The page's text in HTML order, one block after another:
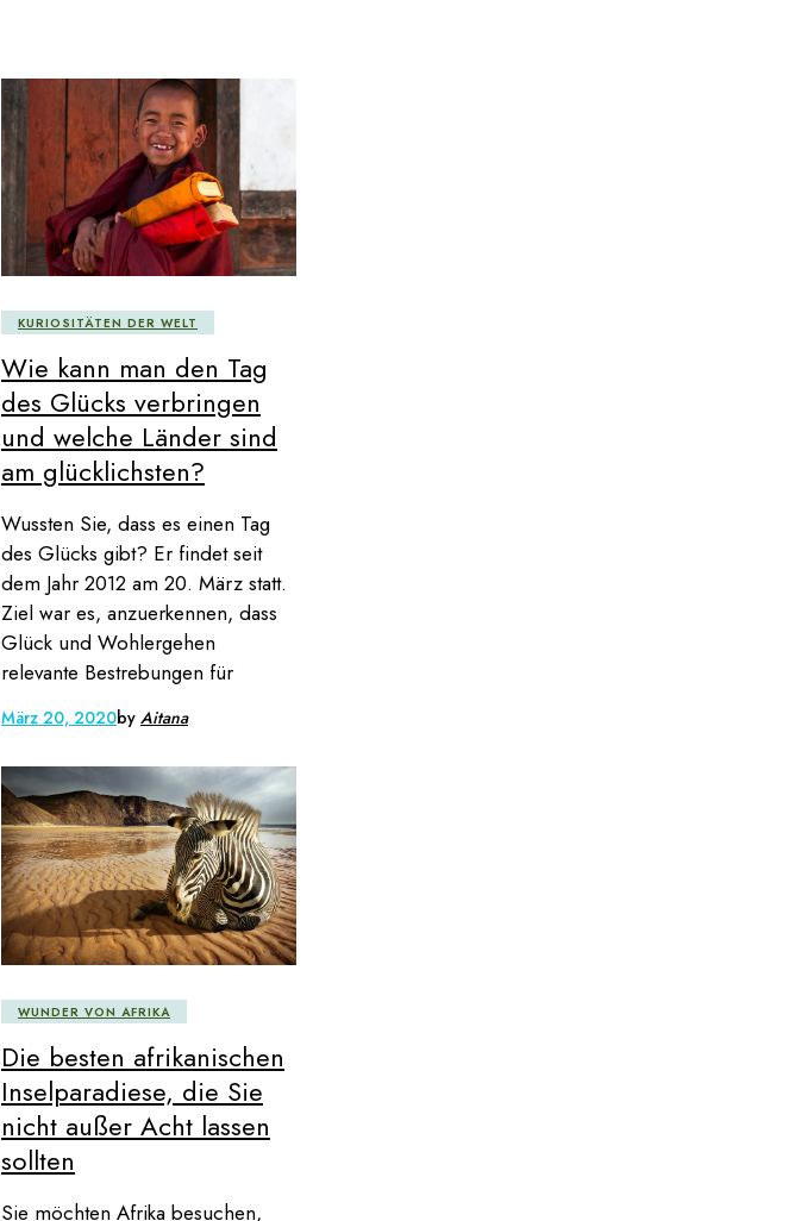
KURIOSITÄTEN DER WELT
Wie kann man den Tag
des Glücks verbringen
und welche Länder sind
am glücklichsten?
Wussten Sie, dass es einen Tag
des Glücks gibt? Er findet seit
dem Jahr 2012 am 20. März statt.
Ziel war es, anzuerkennen, dass
Glück und Wohlergehen
relevante Bestrebungen für
März 20, 2020by Aitana
WUNDER VON AFRIKA
Die besten afrikanischen
Inselparadiese, die Sie
nicht außer Acht lassen
sollten
Sie möchten Afrika besuchen,